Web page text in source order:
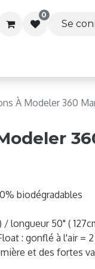
0
Se
À Modeler 360
biodégradables
longueur 50" (
: gonflé à l'air = 2
et des fortes